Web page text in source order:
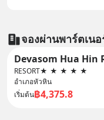
จองผ่านพาร์ตเนอ
RESORT★ ★ ★ ★ ★
อำเภอหัวหิน
เริ่มต้น฿4,375.8